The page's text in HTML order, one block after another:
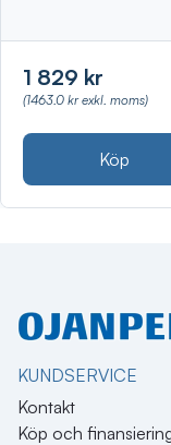
1 829 kr
(1463.0 kr exkl. moms)
Köp
KUNDSERVICE
Kontakt
Köp och